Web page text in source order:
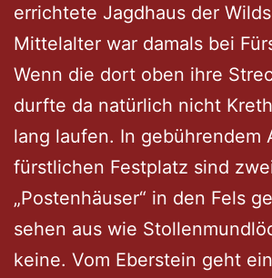
errichtete Jagdhaus der
Mittelalter war damals bei
Wenn die dort oben ihre
durfte da natürlich nicht
lang laufen. In gebührendem
fürstlichen Festplatz sind
„Postenhäuser“ in den Fels
sehen aus wie
keine. Vom Eberstein geht